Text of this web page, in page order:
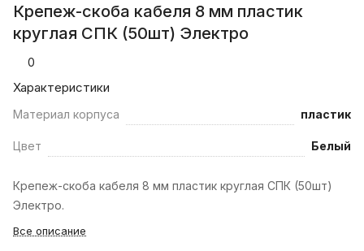
Крепеж-скоба кабеля 8 мм пластик
круглая СПК (50шт) Электро
0
Характеристики
Материал корпуса пластик
Цвет Белый
Крепеж-скоба кабеля 8 мм пластик круглая СПК (50шт)
Электро.
Все описание